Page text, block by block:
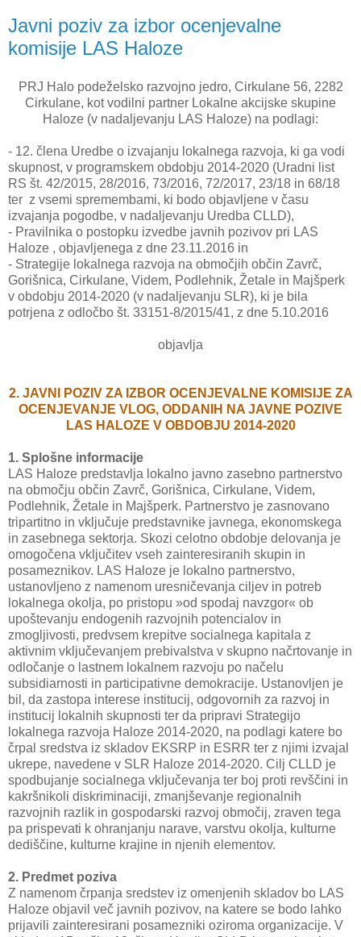
Javni poziv za izbor ocenjevalne
komisije LAS Haloze
PRJ Halo podeželsko razvojno jedro, Cirkulane 56, 2282
Cirkulane, kot vodilni partner Lokalne akcijske skupine
Haloze (v nadaljevanju LAS Haloze) na podlagi:
- 12. člena Uredbe o izvajanju lokalnega razvoja, ki ga vodi
skupnost, v programskem obdobju 2014-2020 (Uradni list
RS št. 42/2015, 28/2016, 73/2016, 72/2017, 23/18 in 68/18
ter z vsemi spremembami, ki bodo objavljene v času
izvajanja pogodbe, v nadaljevanju Uredba CLLD),
- Pravilnika o postopku izvedbe javnih pozivov pri LAS
Haloze , objavljenega z dne 23.11.2016 in
- Strategije lokalnega razvoja na območjih občin Zavrč,
Gorišnica, Cirkulane, Videm, Podlehnik, Žetale in Majšperk
v obdobju 2014-2020 (v nadaljevanju SLR), ki je bila
potrjena z odločbo št. 33151-8/2015/41, z dne 5.10.2016
objavlja
2. JAVNI POZIV ZA IZBOR OCENJEVALNE KOMISIJE ZA
OCENJEVANJE VLOG, ODDANIH NA JAVNE POZIVE
LAS HALOZE V OBDOBJU 2014-2020
1. Splošne informacije
LAS Haloze predstavlja lokalno javno zasebno partnerstvo
na območju občin Zavrč, Gorišnica, Cirkulane, Videm,
Podlehnik, Žetale in Majšperk. Partnerstvo je zasnovano
tripartitno in vključuje predstavnike javnega, ekonomskega
in zasebnega sektorja. Skozi celotno obdobje delovanja je
omogočena vključitev vseh zainteresiranih skupin in
posameznikov. LAS Haloze je lokalno partnerstvo,
ustanovljeno z namenom uresničevanja ciljev in potreb
lokalnega okolja, po pristopu »od spodaj navzgor« ob
upoštevanju endogenih razvojnih potencialov in
zmogljivosti, predvsem krepitve socialnega kapitala z
aktivnim vključevanjem prebivalstva v skupno načrtovanje in
odločanje o lastnem lokalnem razvoju po načelu
subsidiarnosti in participativne demokracije. Ustanovljen je
bil, da zastopa interese institucij, odgovornih za razvoj in
institucij lokalnih skupnosti ter da pripravi Strategijo
lokalnega razvoja Haloze 2014-2020, na podlagi katere bo
črpal sredstva iz skladov EKSRP in ESRR ter z njimi izvajal
ukrepe, navedene v SLR Haloze 2014-2020. Cilj CLLD je
spodbujanje socialnega vključevanja ter boj proti revščini in
kakršnikoli diskriminaciji, zmanjševanje regionalnih
razvojnih razlik in gospodarski razvoj območij, zraven tega
pa prispevati k ohranjanju narave, varstvu okolja, kulturne
dediščine, kulturne krajine in njenih elementov.
2. Predmet poziva
Z namenom črpanja sredstev iz omenjenih skladov bo LAS
Haloze objavil več javnih pozivov, na katere se bodo lahko
prijavili zainteresirani posamezniki oziroma organizacije. V